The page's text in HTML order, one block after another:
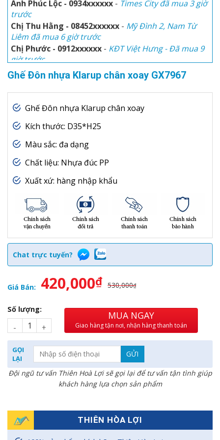
trước
Chị Thu Hằng - 08452xxxxxx
Mỹ Đình 2, Nam Từ
Liêm đã mua 6 giờ trước
Chị Phước - 0912xxxxxx
KĐT Việt Hưng - Đã mua 9
giờ trước
Anh Hòa
Chị Thu Thủy - 0945xxxxxx-KĐT Ciputra đã mua 30
phút trước
Ghế Đôn nhựa Klarup chân xoay GX7967
Ghế Đôn nhựa Klarup chân xoay
Kích thước: D35*H25
Màu sắc: đa dạng
Chất liệu: Nhựa đúc PP
Xuất xứ: hàng nhập khẩu
Chat trực tuyến?
530,000₫
420,000₫
Giá Bán:
Số lượng:
MUA NGAY
Giao hàng tận nơi, nhận hàng thanh toán
GỌI
LẠI
Đội ngũ tư vấn Thiên Hoà Lợi sẽ gọi lại để tư vấn tận tình giúp
khách hàng lựa chọn sản phẩm
THIÊN HÒA LỢI